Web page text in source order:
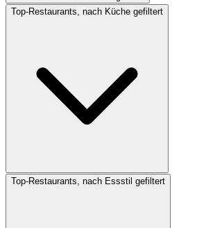
Top-Restaurants, nach Küche gefiltert
Top-Restaurants, nach Essstil gefiltert